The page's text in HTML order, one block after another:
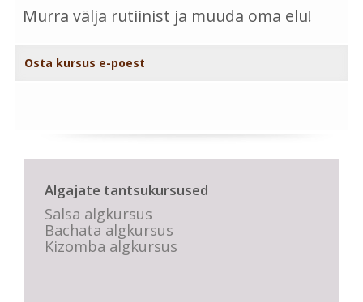
Murra välja rutiinist ja muuda oma elu!
Osta kursus e-poest
Algajate tantsukursused
Salsa algkursus
Bachata algkursus
Kizomba algkursus